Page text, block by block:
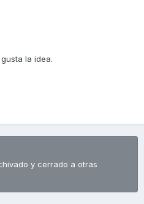
la idea.
y cerrado a otras